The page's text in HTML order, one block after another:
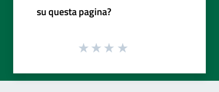
su questa pagina?